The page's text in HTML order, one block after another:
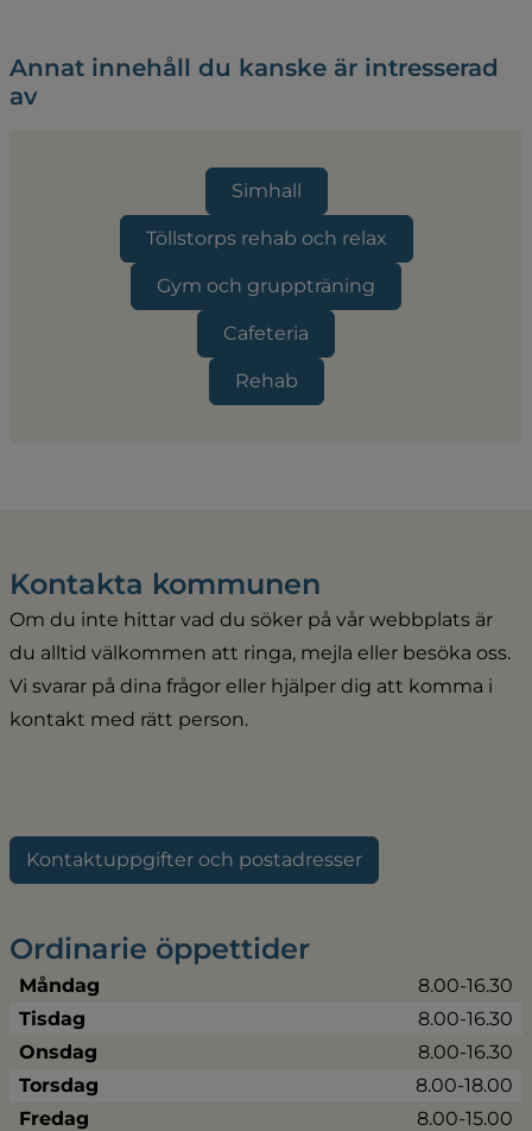
Annat innehåll du kanske är intresserad
av
Simhall
Töllstorps rehab och relax
Gym och gruppträning
Cafeteria
Rehab
Kontakta kommunen
Om du inte hittar vad du söker på vår webbplats är
du alltid välkommen att ringa, mejla eller besöka oss.
Vi svarar på dina frågor eller hjälper dig att komma i
kontakt med rätt person.
Kontaktuppgifter och postadresser
Ordinarie öppettider
Måndag
8.00-16.30
Tisdag
8.00-16.30
Onsdag
8.00-16.30
Torsdag
8.00-18.00
Fredag
8.00-15.00